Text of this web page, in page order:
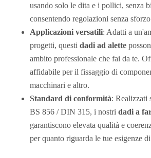
usando solo le dita e i pollici, senza
consentendo regolazioni senza
Applicazioni versatili: Adatti a
progetti, questi dadi ad alette
ambito professionale che fai da te.
affidabile per il fissaggio di
macchinari e altro.
Standard di conformità: Realizzati
BS 856 / DIN 315, i nostri dadi a
garantiscono elevata qualità e
per quanto riguarda le tue esigenze